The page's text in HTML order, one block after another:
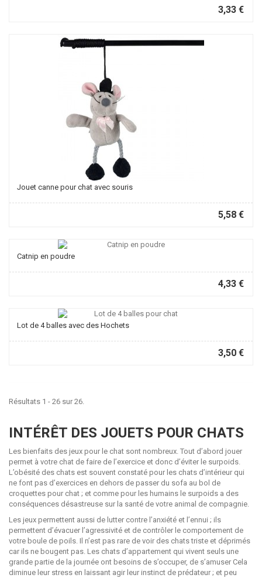
3,33 €
Jouet canne pour chat avec souris
5,58 €
Catnip en poudre
4,33 €
Lot de 4 balles avec des Hochets
3,50 €
Résultats 1 - 26 sur 26.
INTÉRÊT DES JOUETS POUR CHATS
Les bienfaits des jeux pour le chat sont nombreux. Tout d’abord jouer
permet à votre chat de faire de l’exercice et donc d’éviter le surpoids.
L’obésité des chats est souvent constaté pour les chats d’intérieur qui
ne font pas d’exercices en dehors de passer du sofa au bol de
croquettes pour chat ; et comme pour les humains le surpoids a des
conséquences désastreuse sur la santé de votre animal de compagnie.
Les jeux permettent aussi de lutter contre l’anxiété et l’ennui ; ils
permettent d’évacuer l’agressivité et de contrôler le comportement de
votre boule de poils. Il n’est pas rare de voir des chats triste et déprimés
car ils ne bougent pas. Les chats d’appartement qui vivent seuls une
grande partie de la journée ont besoins de s’occuper, de s’amuser Cela
diminue leur stress en laissant agir leur instinct de prédateur ; et peu